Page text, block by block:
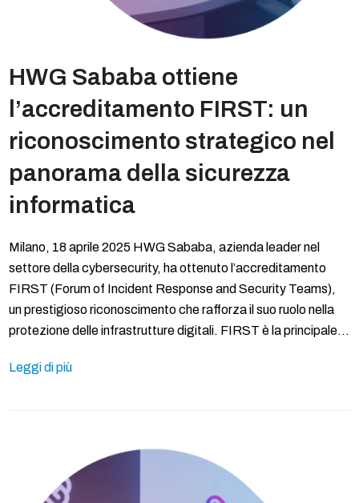
HWG Sababa ottiene
l’accreditamento FIRST: un
riconoscimento strategico nel
panorama della sicurezza
informatica
Milano, 18 aprile 2025 HWG Sababa, azienda leader nel
settore della cybersecurity, ha ottenuto l’accreditamento
FIRST (Forum of Incident Response and Security Teams),
un prestigioso riconoscimento che rafforza il suo ruolo nella
protezione delle infrastrutture digitali. FIRST è la principale…
Leggi di più